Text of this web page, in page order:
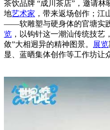
茶饮品牌 “成川茶店”，邀请
地艺术家 ，带来返场创作；江
——软雕塑与硬身体的官塘实
览 ，以钩针这一潮汕传统技艺
敛”大相迥异的精神图景。
展览
显、蓝晒集体创作等工作坊让